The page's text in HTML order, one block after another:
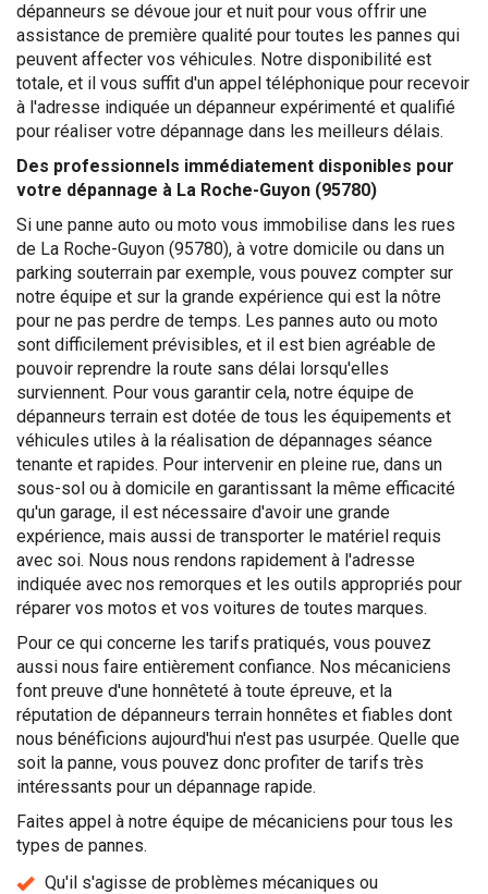
dépanneurs se dévoue jour et nuit pour vous offrir une
assistance de première qualité pour toutes les pannes qui
peuvent affecter vos véhicules. Notre disponibilité est
totale, et il vous suffit d'un appel téléphonique pour recevoir
à l'adresse indiquée un dépanneur expérimenté et qualifié
pour réaliser votre dépannage dans les meilleurs délais.
Des professionnels immédiatement disponibles pour
votre dépannage à La Roche-Guyon (95780)
Si une panne auto ou moto vous immobilise dans les rues
de La Roche-Guyon (95780), à votre domicile ou dans un
parking souterrain par exemple, vous pouvez compter sur
notre équipe et sur la grande expérience qui est la nôtre
pour ne pas perdre de temps. Les pannes auto ou moto
sont difficilement prévisibles, et il est bien agréable de
pouvoir reprendre la route sans délai lorsqu'elles
surviennent. Pour vous garantir cela, notre équipe de
dépanneurs terrain est dotée de tous les équipements et
véhicules utiles à la réalisation de dépannages séance
tenante et rapides. Pour intervenir en pleine rue, dans un
sous-sol ou à domicile en garantissant la même efficacité
qu'un garage, il est nécessaire d'avoir une grande
expérience, mais aussi de transporter le matériel requis
avec soi. Nous nous rendons rapidement à l'adresse
indiquée avec nos remorques et les outils appropriés pour
réparer vos motos et vos voitures de toutes marques.
Pour ce qui concerne les tarifs pratiqués, vous pouvez
aussi nous faire entièrement confiance. Nos mécaniciens
font preuve d'une honnêteté à toute épreuve, et la
réputation de dépanneurs terrain honnêtes et fiables dont
nous bénéficions aujourd'hui n'est pas usurpée. Quelle que
soit la panne, vous pouvez donc profiter de tarifs très
intéressants pour un dépannage rapide.
Faites appel à notre équipe de mécaniciens pour tous les
types de pannes.
Qu'il s'agisse de problèmes mécaniques ou